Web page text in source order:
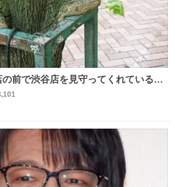
前で渋谷店を見守ってくれている